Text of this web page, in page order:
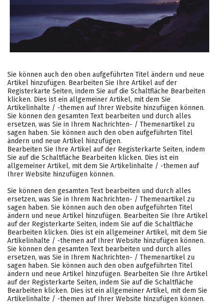
Sie können auch den oben aufgeführten Titel ändern und neue
Artikel hinzufügen. Bearbeiten Sie Ihre Artikel auf der
Registerkarte Seiten, indem Sie auf die Schaltfläche Bearbeiten
klicken. Dies ist ein allgemeiner Artikel, mit dem Sie
Artikelinhalte / -themen auf Ihrer Website hinzufügen können.
Sie können den gesamten Text bearbeiten und durch alles
ersetzen, was Sie in Ihrem Nachrichten- / Themenartikel zu
sagen haben. Sie können auch den oben aufgeführten Titel
ändern und neue Artikel hinzufügen.
Bearbeiten Sie Ihre Artikel auf der Registerkarte Seiten, indem
Sie auf die Schaltfläche Bearbeiten klicken. Dies ist ein
allgemeiner Artikel, mit dem Sie Artikelinhalte / -themen auf
Ihrer Website hinzufügen können.
Sie können den gesamten Text bearbeiten und durch alles
ersetzen, was Sie in Ihrem Nachrichten- / Themenartikel zu
sagen haben. Sie können auch den oben aufgeführten Titel
ändern und neue Artikel hinzufügen. Bearbeiten Sie Ihre Artikel
auf der Registerkarte Seiten, indem Sie auf die Schaltfläche
Bearbeiten klicken. Dies ist ein allgemeiner Artikel, mit dem Sie
Artikelinhalte / -themen auf Ihrer Website hinzufügen können.
Sie können den gesamten Text bearbeiten und durch alles
ersetzen, was Sie in Ihrem Nachrichten- / Themenartikel zu
sagen haben. Sie können auch den oben aufgeführten Titel
ändern und neue Artikel hinzufügen. Bearbeiten Sie Ihre Artikel
auf der Registerkarte Seiten, indem Sie auf die Schaltfläche
Bearbeiten klicken. Dies ist ein allgemeiner Artikel, mit dem Sie
Artikelinhalte / -themen auf Ihrer Website hinzufügen können.